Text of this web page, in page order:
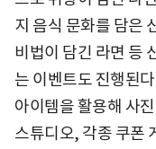
지 음식 문화를 담은
비법이 담긴 라면 등
는 이벤트도 진행된
아이템을 활용해 사
스튜디오, 각종 쿠폰